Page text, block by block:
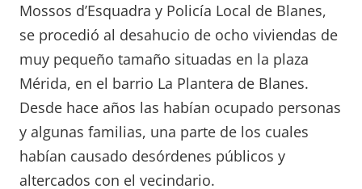
Mossos d’Esquadra y Policía Local de Blanes,
se procedió al desahucio de ocho viviendas de
muy pequeño tamaño situadas en la plaza
Mérida, en el barrio La Plantera de Blanes.
Desde hace años las habían ocupado personas
y algunas familias, una parte de los cuales
habían causado desórdenes públicos y
altercados con el vecindario.